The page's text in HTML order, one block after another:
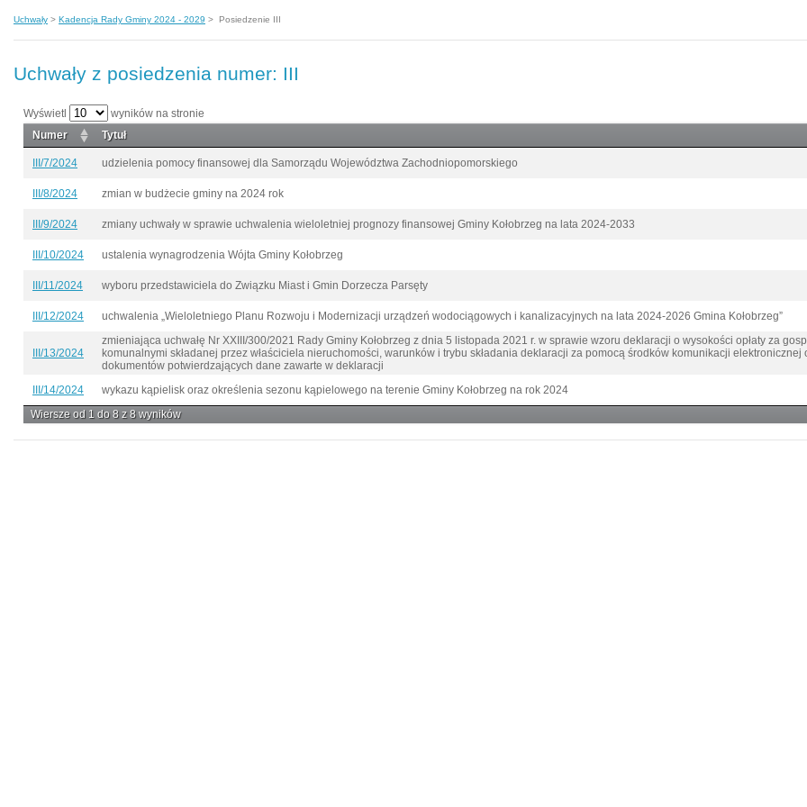
Uchwały > Kadencja Rady Gminy 2024 - 2029 > Posiedzenie III
Uchwały z posiedzenia numer: III
Wyświetl wyników na stronie
Numer
Tytuł
III/7/2024 udzielenia pomocy finansowej dla Samorządu Województwa Zachodniopomorskiego
III/8/2024 zmian w budżecie gminy na 2024 rok
III/9/2024 zmiany uchwały w sprawie uchwalenia wieloletniej prognozy finansowej Gminy Kołobrzeg na lata 2024-2033
III/10/2024 ustalenia wynagrodzenia Wójta Gminy Kołobrzeg
III/11/2024 wyboru przedstawiciela do Związku Miast i Gmin Dorzecza Parsęty
III/12/2024 uchwalenia „Wieloletniego Planu Rozwoju i Modernizacji urządzeń wodociągowych i kanalizacyjnych na lata 2024-2026 Gmina Kołobrzeg”
III/13/2024
zmieniająca uchwałę Nr XXIII/300/2021 Rady Gminy Kołobrzeg z dnia 5 listopada 2021 r. w sprawie wzoru deklaracji o wysokości opłaty za
komunalnymi składanej przez właściciela nieruchomości, warunków i trybu składania deklaracji za pomocą środków komunikacji elektronicznej
dokumentów potwierdzających dane zawarte w deklaracji
III/14/2024 wykazu kąpielisk oraz określenia sezonu kąpielowego na terenie Gminy Kołobrzeg na rok 2024
Wiersze od 1 do 8 z 8 wyników